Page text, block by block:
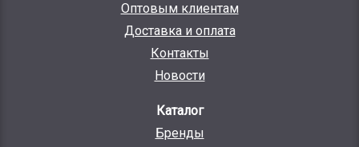
Оптовым клиентам
Доставка и оплата
Контакты
Новости
Каталог
Бренды